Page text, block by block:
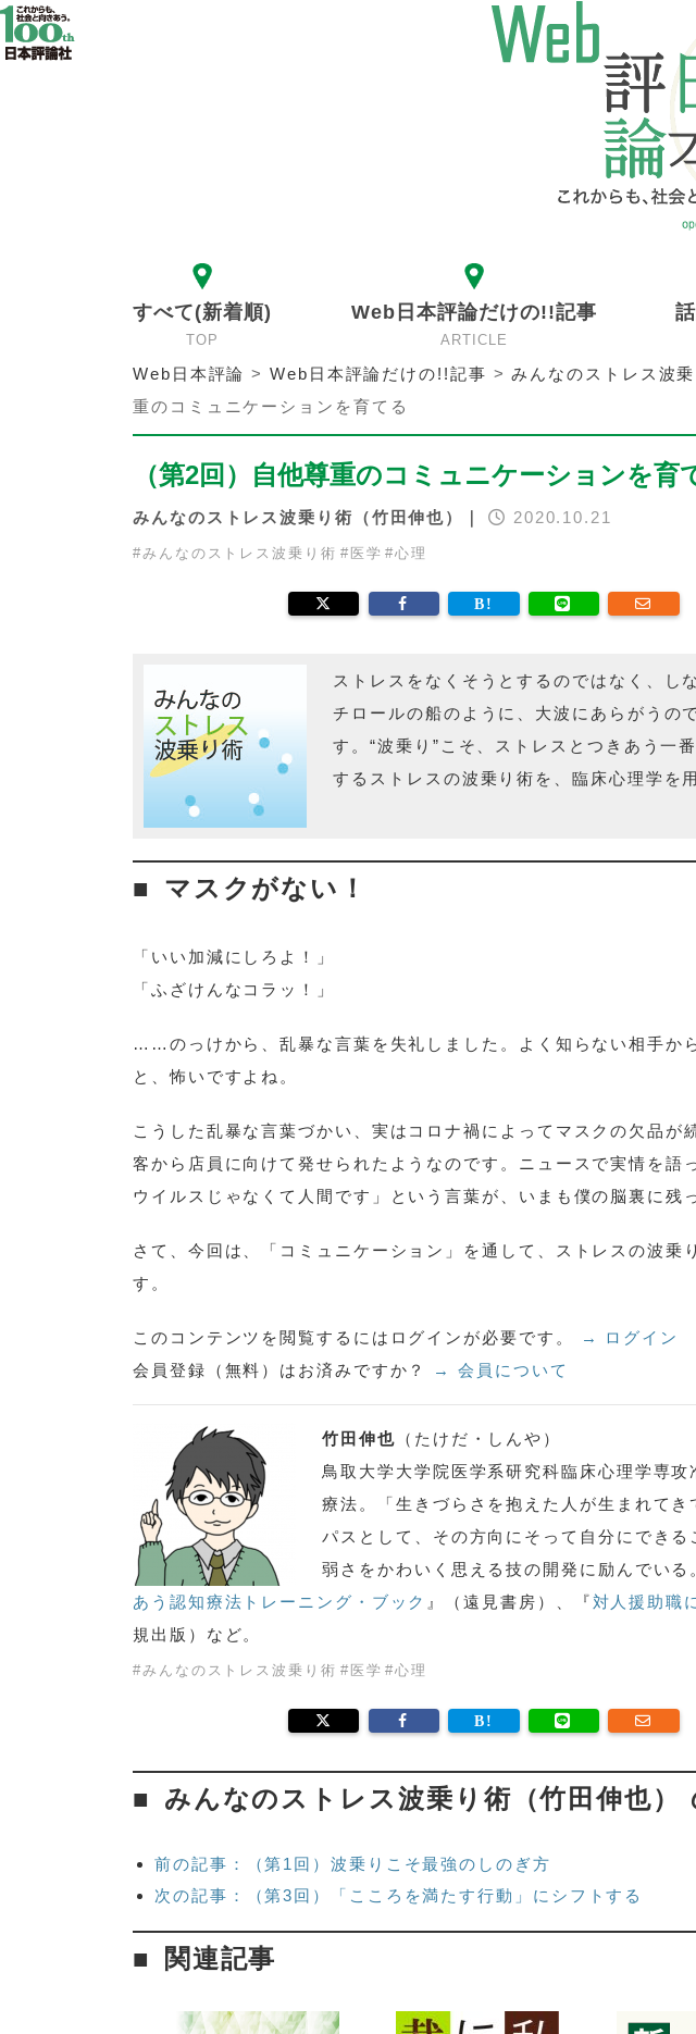
すべて(新着順)
TOP
Web日本評論だけの!!記事
ARTICLE
Web日本評論 >Web日本評論だけの!!記事 >みんなのストレス波
重のコミュニケーションを育てる
（第2回）自他尊重のコミュニケーションを育
みんなのストレス波乗り術（竹田伸也）｜ 2020.10.21
#みんなのストレス波乗り術 # 医学 #心理
ストレスをなくそうとするのではなく、し
チロールの船のように、大波にあらがうの
す。“波乗り”こそ、ストレスとつきあう一
するストレスの波乗り術を、臨床心理学を
マスクがない！
「いい加減にしろよ！」
「ふざけんなコラッ！」
……のっけから、乱暴な言葉を失礼しました。よく知らない相手か
と、怖いですよね。
こうした乱暴な言葉づかい、実はコロナ禍によってマスクの欠品が
客から店員に向けて発せられたようなのです。ニュースで実情を語
ウイルスじゃなくて人間です」という言葉が、いまも僕の脳裏に残
さて、今回は、「コミュニケーション」を通して、ストレスの波乗
す。
このコンテンツを閲覧するにはログインが必要です。
→ ログイン
会員登録（無料）はお済みですか？
→ 会員について
竹田伸也 （たけだ・しんや）
鳥取大学大学院医学系研究科臨床心理学専
療法。「生きづらさを抱えた人が生まれて
パスとして、その方向にそって自分にでき
弱さをかわいく思える技の開発に励んでいる
あう認知療法トレーニング・ブック 』（遠見書房）、『対人援助職
規出版）など。
#みんなのストレス波乗り術 # 医学 #心理
みんなのストレス波乗り術（竹田伸也）
前の記事：（第1回）波乗りこそ最強のしのぎ方
次の記事：（第3回）「こころを満たす行動」にシフトする
関連記事